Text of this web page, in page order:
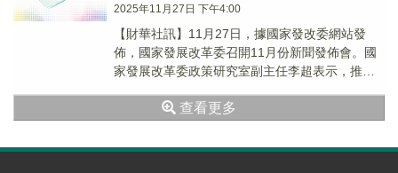
2025年11月27日 下午4:00
【財華社訊】11月27日，據國家發改委網站發
佈，國家發展改革委召開11月份新聞發佈會。國
家發展改革委政策研究室副主任李超表示，推動
查看更多